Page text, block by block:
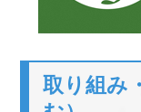
取り組み